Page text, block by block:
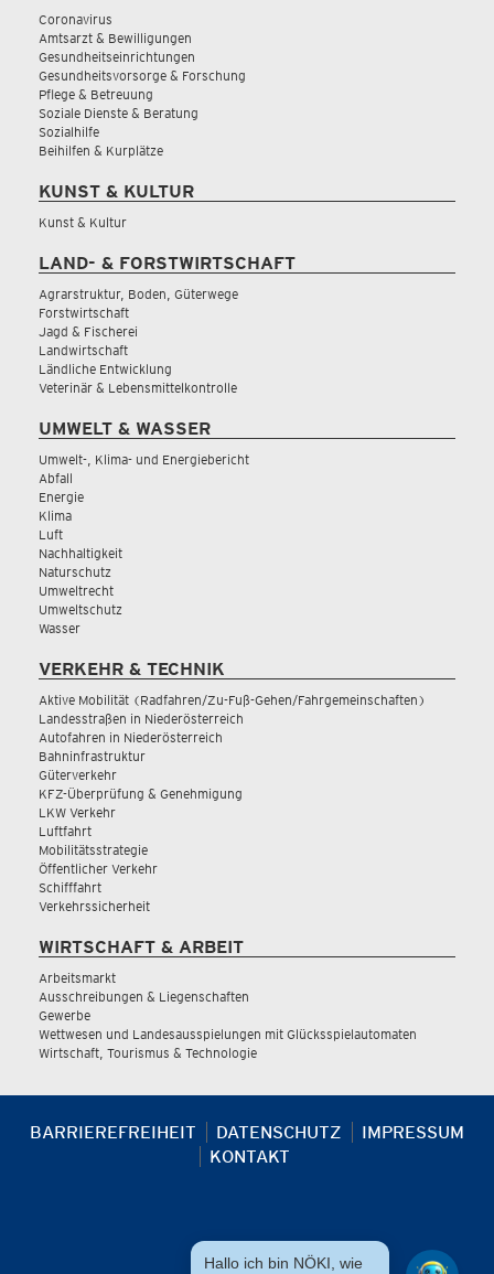
Coronavirus
Amtsarzt & Bewilligungen
Gesundheitseinrichtungen
Gesundheitsvorsorge & Forschung
Pflege & Betreuung
Soziale Dienste & Beratung
Sozialhilfe
Beihilfen & Kurplätze
KUNST & KULTUR
Kunst & Kultur
LAND- & FORSTWIRTSCHAFT
Agrarstruktur, Boden, Güterwege
Forstwirtschaft
Jagd & Fischerei
Landwirtschaft
Ländliche Entwicklung
Veterinär & Lebensmittelkontrolle
UMWELT & WASSER
Umwelt-, Klima- und Energiebericht
Abfall
Energie
Klima
Luft
Nachhaltigkeit
Naturschutz
Umweltrecht
Umweltschutz
Wasser
VERKEHR & TECHNIK
Aktive Mobilität (Radfahren/Zu-Fuß-Gehen/Fahrgemeinschaften)
Landesstraßen in Niederösterreich
Autofahren in Niederösterreich
Bahninfrastruktur
Güterverkehr
KFZ-Überprüfung & Genehmigung
LKW Verkehr
Luftfahrt
Mobilitätsstrategie
Öffentlicher Verkehr
Schifffahrt
Verkehrssicherheit
WIRTSCHAFT & ARBEIT
Arbeitsmarkt
Ausschreibungen & Liegenschaften
Gewerbe
Wettwesen und Landesausspielungen mit Glücksspielautomaten
Wirtschaft, Tourismus & Technologie
BARRIEREFREIHEIT DATENSCHUTZ
IMPRESSUM
KONTAKT
Hallo ich bin NÖKI, wie